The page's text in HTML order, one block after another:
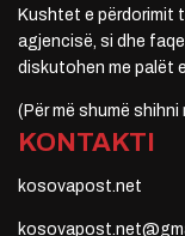
Kushtet e përdorimit
agjencisë, si dhe
diskutohen me palët
(Për më shumë
KONTAKTI
kosovapost.net